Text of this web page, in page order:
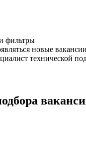
фильтры
новые
технической